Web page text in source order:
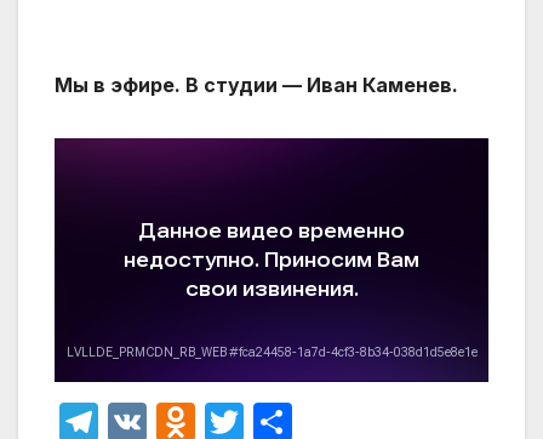
Мы в эфире. В студии — Иван Каменев.
T
V
O T